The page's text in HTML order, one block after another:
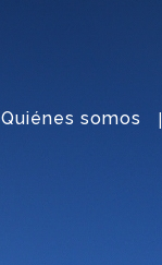
Quiénes somos